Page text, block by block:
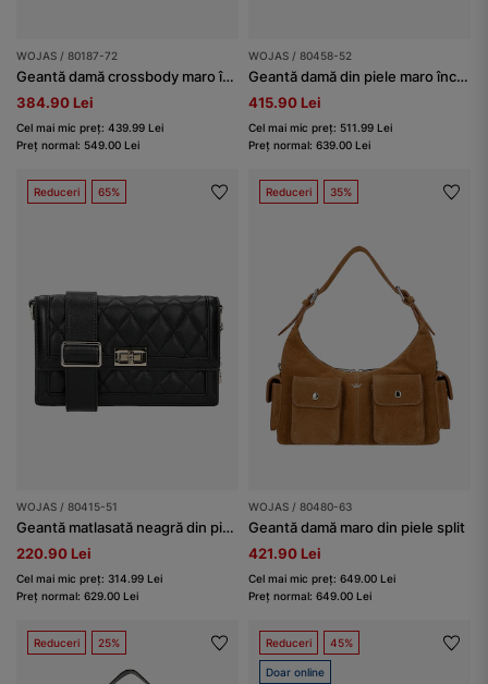
WOJAS / 80187-72
Geantă damă crossbody maro închis ciocolatiu
384.90 Lei
Cel mai mic preț: 439.99 Lei
Preț normal: 549.00 Lei
WOJAS / 80458-52
Geantă damă din piele maro închis
415.90 Lei
Cel mai mic preț: 511.99 Lei
Preț normal: 639.00 Lei
Reduceri 65%
WOJAS / 80415-51
Geantă matlasată neagră din piele
220.90 Lei
Cel mai mic preț: 314.99 Lei
Preț normal: 629.00 Lei
Reduceri 35%
WOJAS / 80480-63
Geantă damă maro din piele split
421.90 Lei
Cel mai mic preț: 649.00 Lei
Preț normal: 649.00 Lei
Reduceri 25% Reduceri 45%
Doar online